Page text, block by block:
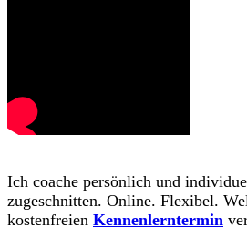
Ich coache persönlich und
zugeschnitten. Online. Flexibel.
kostenfreien Kennenlerntermin